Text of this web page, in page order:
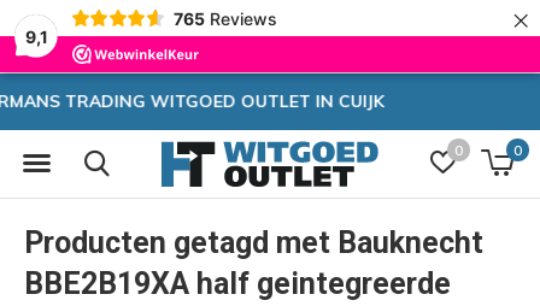
9,1
765 Reviews ×
0 0
Zeer hoge korting
Producten getagd met Bauknecht
BBE2B19XA half geintegreerde